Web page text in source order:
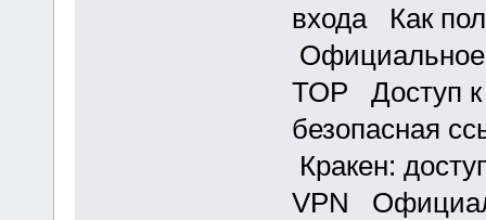
входа Как
Официальное
ТОР Доступ к
безопасная
Кракен:
VPN